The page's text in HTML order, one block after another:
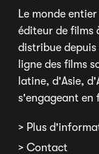
Le monde
éditeur de films
distribue depuis
ligne des films
latine, d'Asie,
s'engageant en
> Plus
> Contact